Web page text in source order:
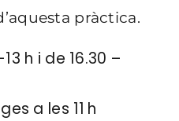
pràctica.
h i de 16.30 –
a les 11 h